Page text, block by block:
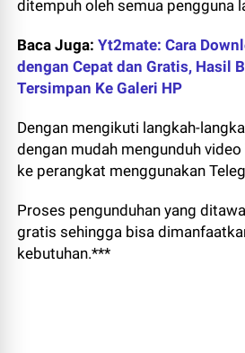
ditempuh oleh semua pengguna
Baca Juga:Yt2mate: Cara
dengan Cepat dan Gratis, Hasil
Tersimpan Ke Galeri HP
Dengan mengikuti langkah-
dengan mudah mengunduh video
ke perangkat menggunakan
Proses pengunduhan yang
gratis sehingga bisa
kebutuhan.***